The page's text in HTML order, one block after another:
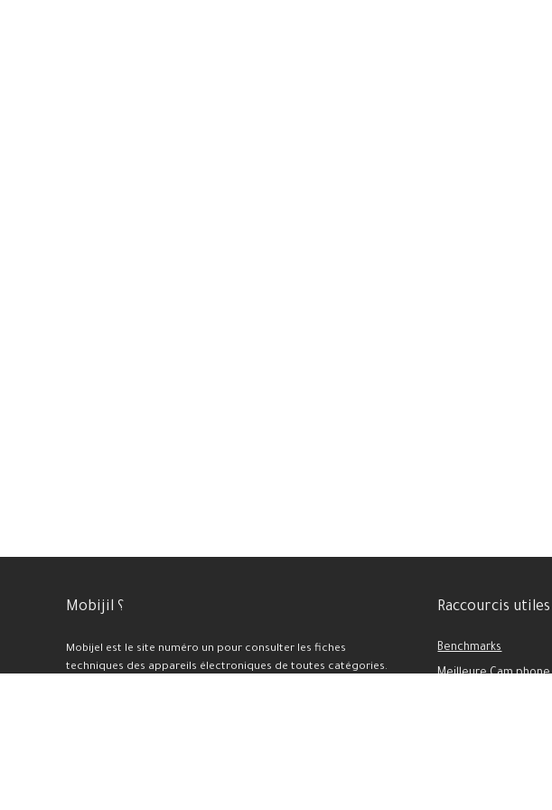
Mobijil ؟
Mobijel est le site numéro un pour consulter les fiches
techniques des appareils électroniques de toutes catégories.
Raccourcis utiles
Benchmarks
Meilleure Cam phone